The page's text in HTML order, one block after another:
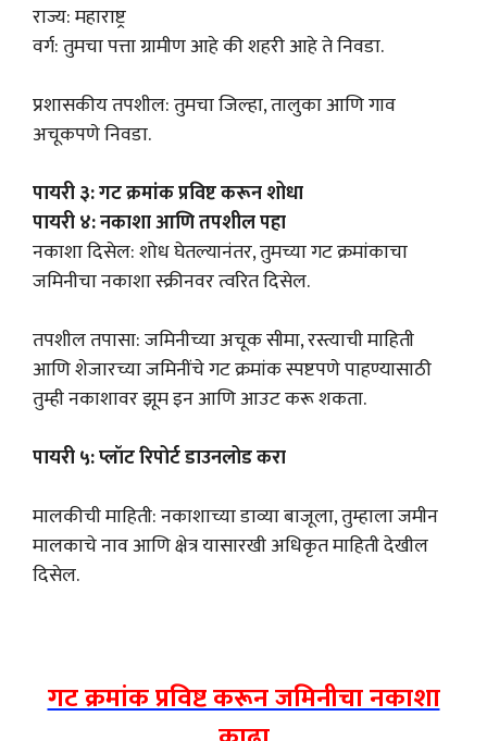
राज्य: महाराष्ट्र
वर्ग: तुमचा पत्ता ग्रामीण आहे की शहरी आहे ते निवडा.
प्रशासकीय तपशील: तुमचा जिल्हा, तालुका आणि गाव
अचूकपणे निवडा.
पायरी ३: गट क्रमांक प्रविष्ट करून शोधा
पायरी ४: नकाशा आणि तपशील पहा
नकाशा दिसेल: शोध घेतल्यानंतर, तुमच्या गट क्रमांकाचा
जमिनीचा नकाशा स्क्रीनवर त्वरित दिसेल.
तपशील तपासा: जमिनीच्या अचूक सीमा, रस्त्याची माहिती
आणि शेजारच्या जमिनींचे गट क्रमांक स्पष्टपणे पाहण्यासाठी
तुम्ही नकाशावर झूम इन आणि आउट करू शकता.
पायरी ५: प्लॉट रिपोर्ट डाउनलोड करा
मालकीची माहिती: नकाशाच्या डाव्या बाजूला, तुम्हाला जमीन
मालकाचे नाव आणि क्षेत्र यासारखी अधिकृत माहिती देखील
दिसेल.
गट क्रमांक प्रविष्ट करून जमिनीचा नकाशा